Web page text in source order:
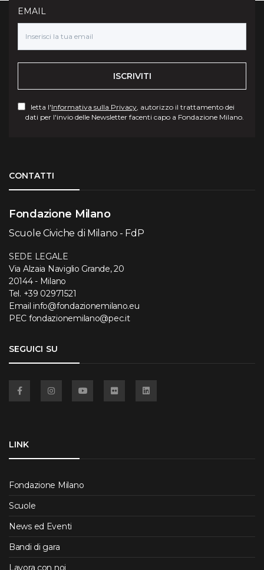
EMAIL
ISCRIVITI
letta l'Informativa sulla Privacy, autorizzo il trattamento dei
dati per l'invio delle Newsletter facenti capo a Fondazione Milano.
CONTATTI
Fondazione Milano
Scuole Civiche di Milano - FdP
SEDE LEGALE
Via Alzaia Naviglio Grande, 20
20144 - Milano
Tel. +39 02971521
Email info@fondazionemilano.eu
PEC fondazionemilano@pec.it
SEGUICI SU
LINK
Fondazione Milano
Scuole
News ed Eventi
Bandi di gara
Lavora con noi